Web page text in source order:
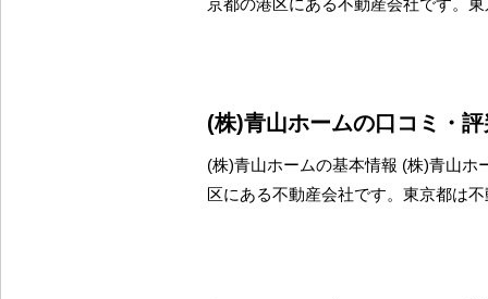
(株)青山ホームの口コミ・
(株)青山ホームの基本情報 (株)青山ホ
区にある不動産会社です。東京都は